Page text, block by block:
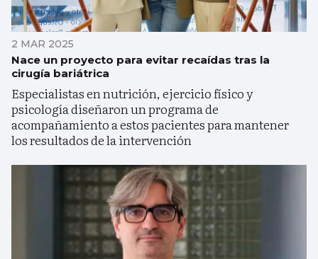
2 MAR 2025
Nace un proyecto para evitar recaídas tras la
cirugía bariátrica
Especialistas en nutrición, ejercicio físico y
psicología diseñaron un programa de
acompañamiento a estos pacientes para mantener
los resultados de la intervención